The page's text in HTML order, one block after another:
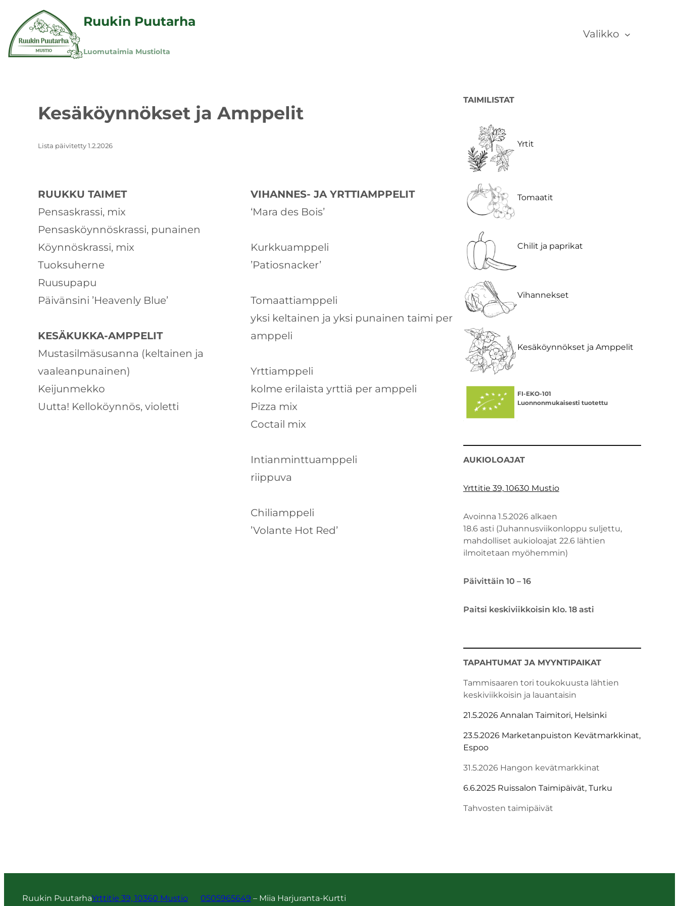
Ruukin Puutarha
Luomutaimia Mustiolta
Valikko
Kesäköynnökset ja Amppelit
Lista päivitetty 1.2.2026
RUUKKU TAIMET
Pensaskrassi, mix
Pensasköynnöskrassi, punainen
Köynnöskrassi, mix
Tuoksuherne
Ruusupapu
Päivänsini ’Heavenly Blue’
KESÄKUKKA-AMPPELIT
Mustasilmäsusanna (keltainen ja
vaaleanpunainen)
Keijunmekko
Uutta! Kelloköynnös, violetti
VIHANNES- JA YRTTIAMPPELIT
‘Mara des Bois’
Kurkkuamppeli
’Patiosnacker’
Tomaattiamppeli
yksi keltainen ja yksi punainen taimi per
amppeli
Yrttiamppeli
kolme erilaista yrttiä per amppeli
Pizza mix
Coctail mix
Intianminttuamppeli
riippuva
Chiliamppeli
’Volante Hot Red’
TAIMILISTAT
Yrtit
Tomaatit
Chilit ja paprikat
Vihannekset
Kesäköynnökset ja Amppelit
FI-EKO-101
Luonnonmukaisesti tuotettu
AUKIOLOAJAT
Yrttitie 39, 10630 Mustio
Avoinna 1.5.2026 alkaen
18.6 asti (Juhannusviikonloppu suljettu,
mahdolliset aukioloajat 22.6 lähtien
ilmoitetaan myöhemmin)
Päivittäin 10 – 16
Paitsi keskiviikkoisin klo. 18 asti
TAPAHTUMAT JA MYYNTIPAIKAT
Tammisaaren tori toukokuusta lähtien
keskiviikkoisin ja lauantaisin
21.5.2026 Annalan Taimitori, Helsinki
23.5.2026 Marketanpuiston Kevätmarkkinat,
Espoo
31.5.2026 Hangon kevätmarkkinat
6.6.2025 Ruissalon Taimipäivät, Turku
Tahvosten taimipäivät
Ruukin PuutarhaYrttitie 39, 10360 Mustio 0505965649 – Miia Harjuranta-Kurtti